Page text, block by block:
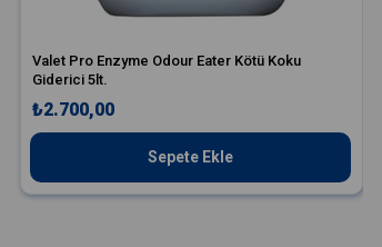
Valet Pro Enzyme Odour Eater Kötü Koku
Giderici 5lt.
₺2.700,00
Sepete Ekle